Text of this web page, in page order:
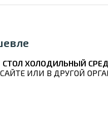
СТОЛ ХОЛОДИЛЬНЫЙ
ИЛИ В ДРУГОЙ